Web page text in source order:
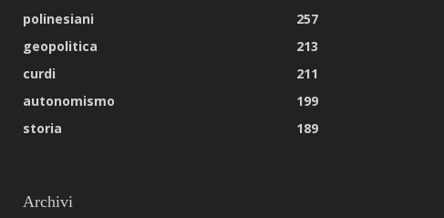
polinesiani
257
geopolitica
213
curdi
211
autonomismo
199
storia
189
Archivi